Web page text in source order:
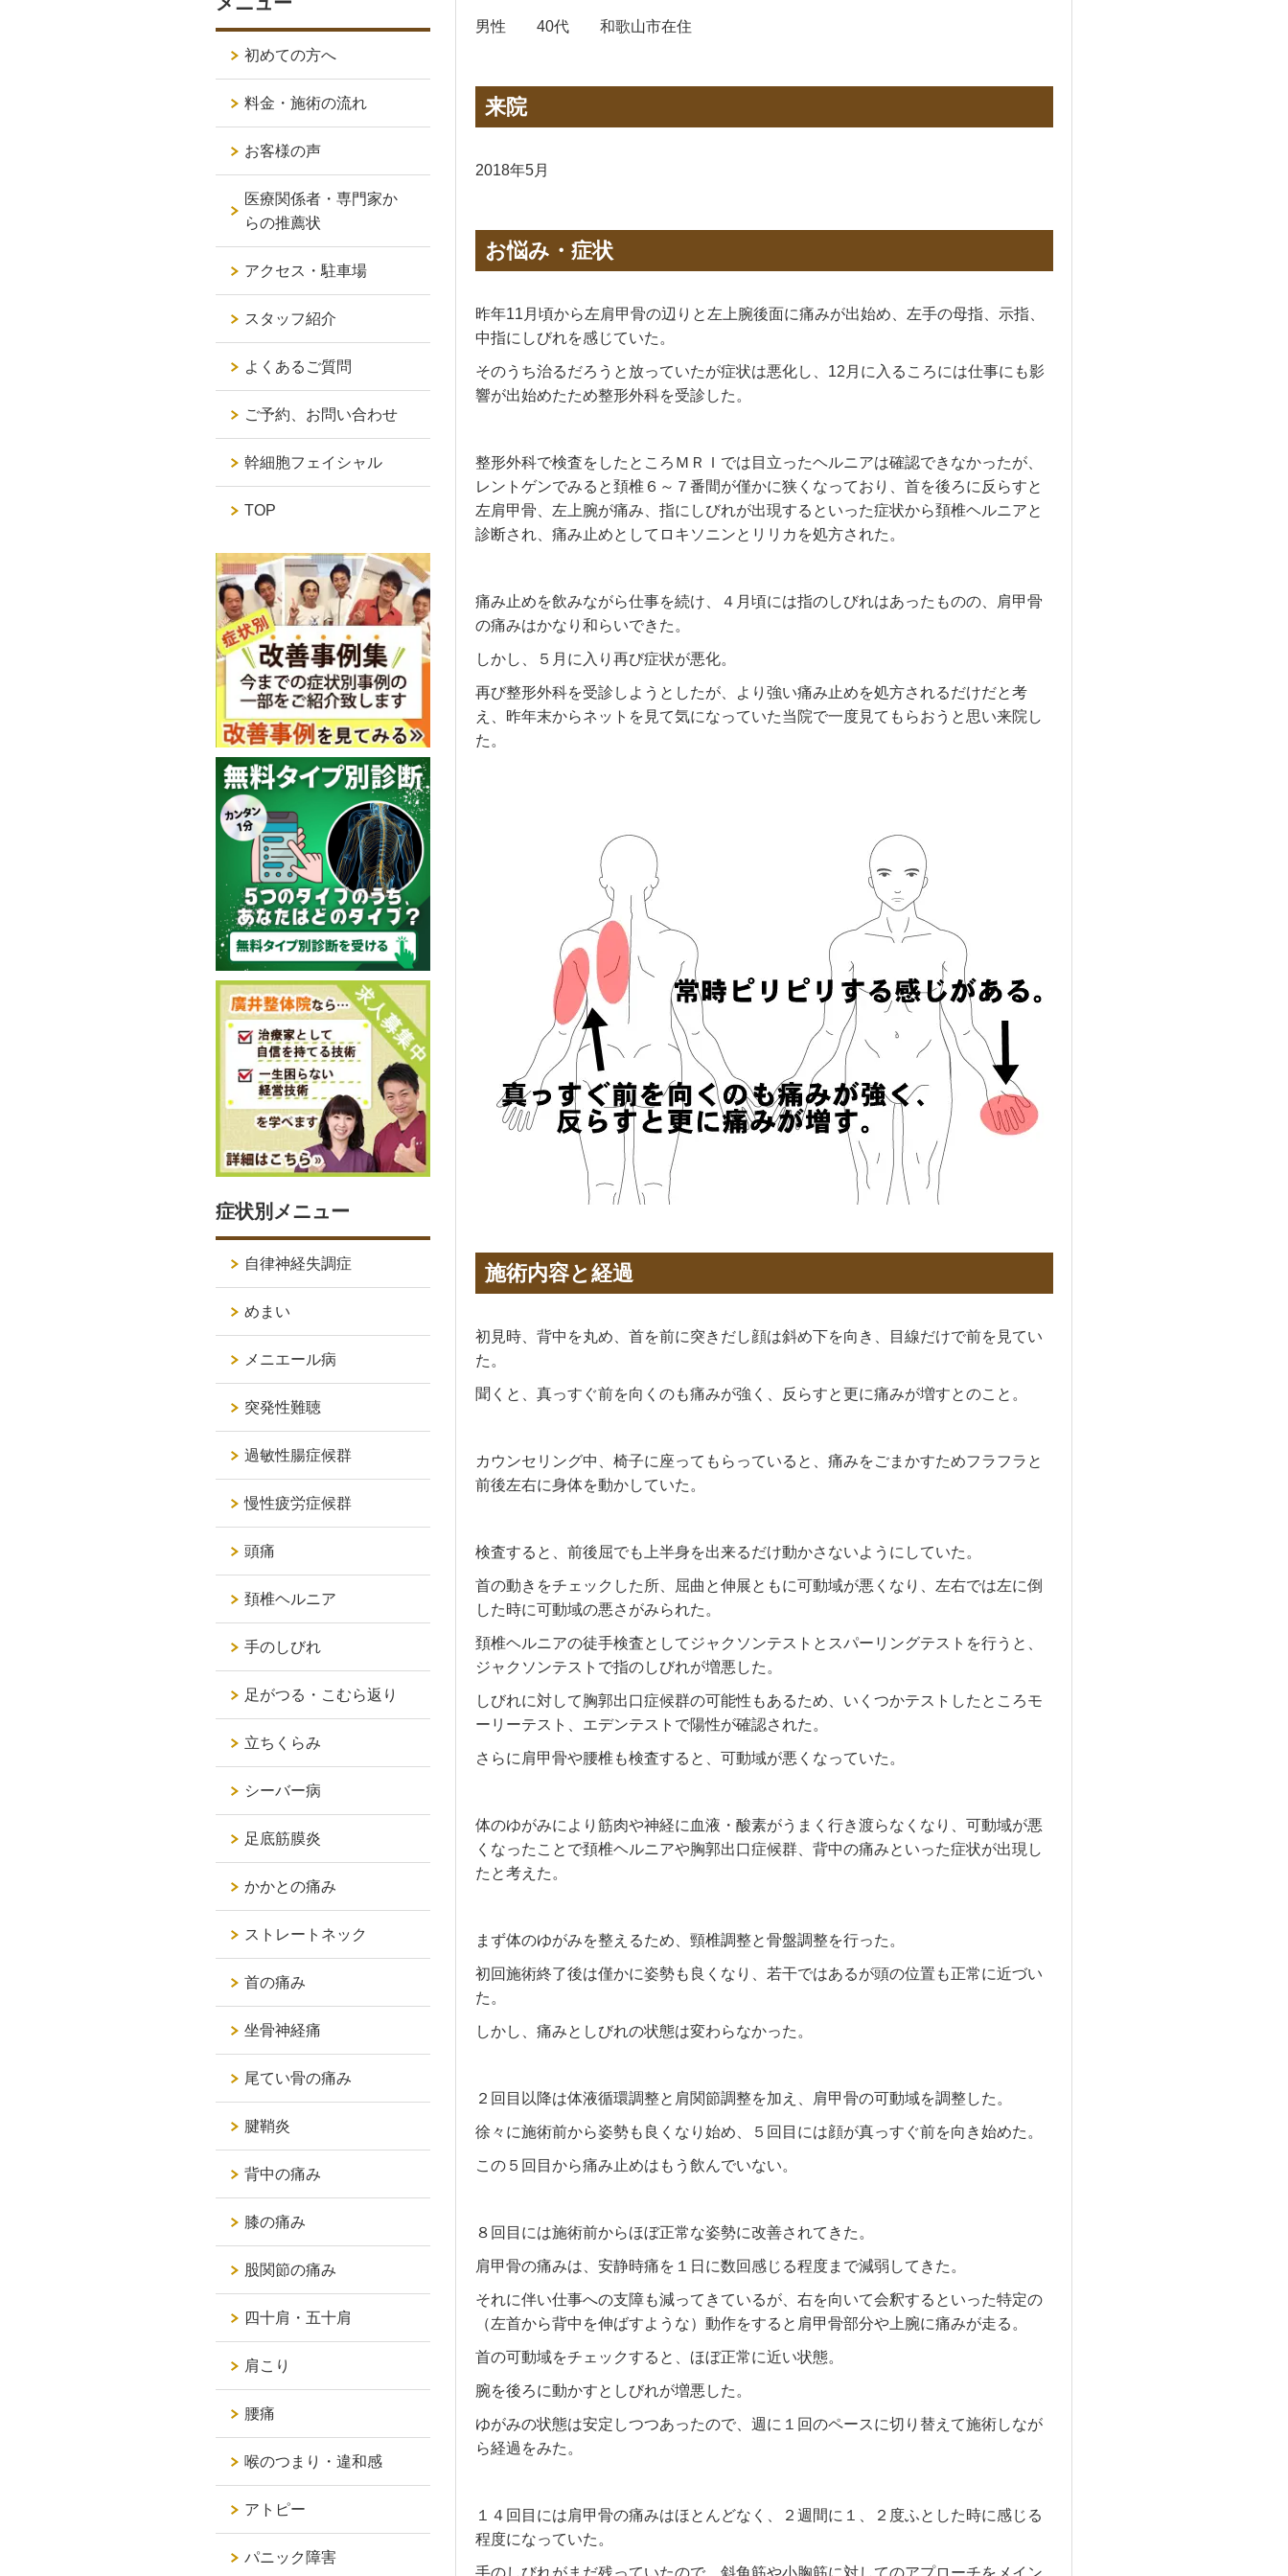
男性 40代 和歌山市在住
来院
2018年5月
お悩み・症状
昨年11月頃から左肩甲骨の辺りと左上腕後面に痛みが出始め、左手の母指、示指、
中指にしびれを感じていた。
そのうち治るだろうと放っていたが症状は悪化し、12月に入るころには仕事にも影
響が出始めたため整形外科を受診した。
整形外科で検査をしたところＭＲＩでは目立ったヘルニアは確認できなかったが、
レントゲンでみると頚椎６～７番間が僅かに狭くなっており、首を後ろに反らすと
左肩甲骨、左上腕が痛み、指にしびれが出現するといった症状から頚椎ヘルニアと
診断され、痛み止めとしてロキソニンとリリカを処方された。
痛み止めを飲みながら仕事を続け、４月頃には指のしびれはあったものの、肩甲骨
の痛みはかなり和らいできた。
しかし、５月に入り再び症状が悪化。
再び整形外科を受診しようとしたが、より強い痛み止めを処方されるだけだと考
え、昨年末からネットを見て気になっていた当院で一度見てもらおうと思い来院し
た。
施術内容と経過
初見時、背中を丸め、首を前に突きだし顔は斜め下を向き、目線だけで前を見てい
た。
聞くと、真っすぐ前を向くのも痛みが強く、反らすと更に痛みが増すとのこと。
カウンセリング中、椅子に座ってもらっていると、痛みをごまかすためフラフラと
前後左右に身体を動かしていた。
検査すると、前後屈でも上半身を出来るだけ動かさないようにしていた。
首の動きをチェックした所、屈曲と伸展ともに可動域が悪くなり、左右では左に倒
した時に可動域の悪さがみられた。
頚椎ヘルニアの徒手検査としてジャクソンテストとスパーリングテストを行うと、
ジャクソンテストで指のしびれが増悪した。
しびれに対して胸郭出口症候群の可能性もあるため、いくつかテストしたところモ
ーリーテスト、エデンテストで陽性が確認された。
さらに肩甲骨や腰椎も検査すると、可動域が悪くなっていた。
体のゆがみにより筋肉や神経に血液・酸素がうまく行き渡らなくなり、可動域が悪
くなったことで頚椎ヘルニアや胸郭出口症候群、背中の痛みといった症状が出現し
たと考えた。
まず体のゆがみを整えるため、頸椎調整と骨盤調整を行った。
初回施術終了後は僅かに姿勢も良くなり、若干ではあるが頭の位置も正常に近づい
た。
しかし、痛みとしびれの状態は変わらなかった。
２回目以降は体液循環調整と肩関節調整を加え、肩甲骨の可動域を調整した。
徐々に施術前から姿勢も良くなり始め、５回目には顔が真っすぐ前を向き始めた。
この５回目から痛み止めはもう飲んでいない。
８回目には施術前からほぼ正常な姿勢に改善されてきた。
肩甲骨の痛みは、安静時痛を１日に数回感じる程度まで減弱してきた。
それに伴い仕事への支障も減ってきているが、右を向いて会釈するといった特定の
（左首から背中を伸ばすような）動作をすると肩甲骨部分や上腕に痛みが走る。
首の可動域をチェックすると、ほぼ正常に近い状態。
腕を後ろに動かすとしびれが増悪した。
ゆがみの状態は安定しつつあったので、週に１回のペースに切り替えて施術しなが
ら経過をみた。
１４回目には肩甲骨の痛みはほとんどなく、２週間に１、２度ふとした時に感じる
程度になっていた。
手のしびれがまだ残っていたので、斜角筋や小胸筋に対してのアプローチをメイン
初めての方へ
料金・施術の流れ
お客様の声
医療関係者・専門家か
らの推薦状
アクセス・駐車場
スタッフ紹介
よくあるご質問
ご予約、お問い合わせ
幹細胞フェイシャル
TOP
症状別メニュー
自律神経失調症
めまい
メニエール病
突発性難聴
過敏性腸症候群
慢性疲労症候群
頭痛
頚椎ヘルニア
手のしびれ
足がつる・こむら返り
立ちくらみ
シーバー病
足底筋膜炎
かかとの痛み
ストレートネック
首の痛み
坐骨神経痛
尾てい骨の痛み
腱鞘炎
背中の痛み
膝の痛み
股関節の痛み
四十肩・五十肩
肩こり
腰痛
喉のつまり・違和感
アトピー
パニック障害